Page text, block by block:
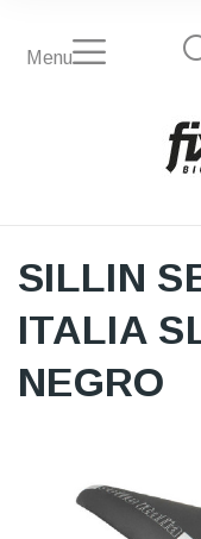
Menu
SILLIN
ITALIA
NEGRO